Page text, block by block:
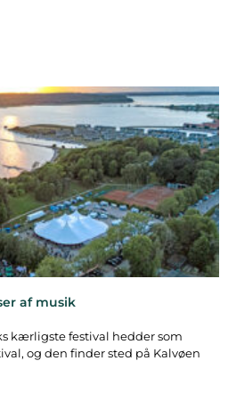
af musik
kærligste festival hedder som
og den finder sted på Kalvøen